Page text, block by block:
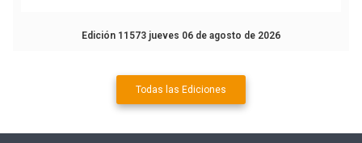
Edición 11573 jueves 06 de agosto de 2026
Todas las Ediciones